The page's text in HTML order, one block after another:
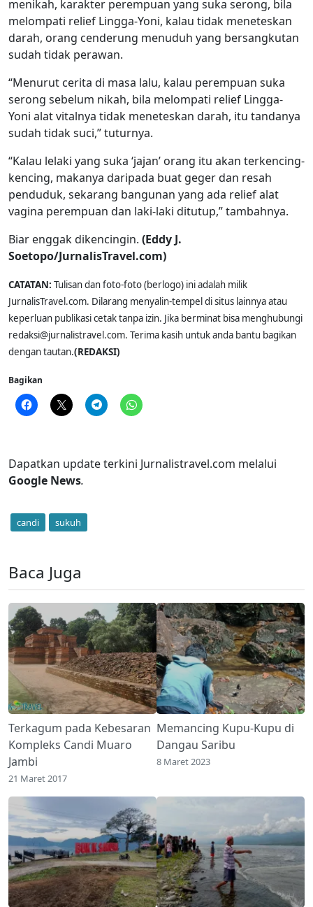
menikah, karakter perempuan yang suka serong, bila
melompati relief Lingga-Yoni, kalau tidak meneteskan
darah, orang cenderung menuduh yang bersangkutan
sudah tidak perawan.
“Menurut cerita di masa lalu, kalau perempuan suka
serong sebelum nikah, bila melompati relief Lingga-
Yoni alat vitalnya tidak meneteskan darah, itu tandanya
sudah tidak suci,” tuturnya.
“Kalau lelaki yang suka ‘jajan’ orang itu akan terkencing-
kencing, makanya daripada buat geger dan resah
penduduk, sekarang bangunan yang ada relief alat
vagina perempuan dan laki-laki ditutup,” tambahnya.
Biar enggak dikencingin. (Eddy J.
Soetopo/JurnalisTravel.com)
CATATAN: Tulisan dan foto-foto (berlogo) ini adalah milik
JurnalisTravel.com. Dilarang menyalin-tempel di situs lainnya atau
keperluan publikasi cetak tanpa izin. Jika berminat bisa menghubungi
redaksi@jurnalistravel.com. Terima kasih untuk anda bantu bagikan
dengan tautan.(REDAKSI)
Bagikan
Dapatkan update terkini Jurnalistravel.com melalui
Google News.
candi sukuh
Baca Juga
Terkagum pada Kebesaran
Kompleks Candi Muaro
Jambi
21 Maret 2017
Memancing Kupu-Kupu di
Dangau Saribu
8 Maret 2023